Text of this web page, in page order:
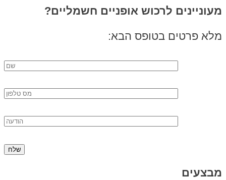
מעוניינים לרכוש אופניים חשמליים?
מלא פרטים בטופס הבא:
מבצעים